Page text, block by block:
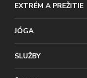
EXTRÉM A PREŽITIE
JÓGA
SLUŽBY